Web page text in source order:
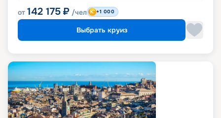
от 142 175 ₽ /чел +1 000
Выбрать круиз